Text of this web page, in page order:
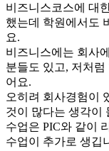
비즈니스코스에 대
했는데 학원에서도
요.
비즈니스에는 회사
분들도 있고, 저처
어요.
오히려 회사경험이
것이 많다는 생각이
수업은 PIC와 같이
수업이 추가로 생깁